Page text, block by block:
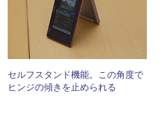
セルフスタンド機能。この角度で
ヒンジの傾きを止められる